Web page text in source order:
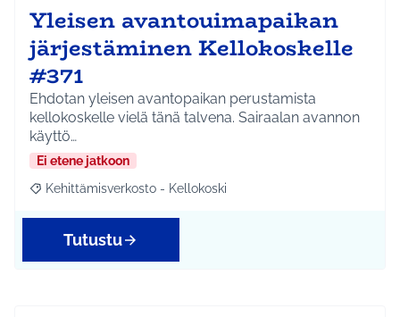
Yleisen avantouimapaikan
järjestäminen Kellokoskelle
#371
Ehdotan yleisen avantopaikan perustamista
kellokoskelle vielä tänä talvena. Sairaalan avannon
käyttö…
Ei etene jatkoon
Rajaa tulokset aihepiirin mukaan: Kehittämisverkosto -
Kehittämisverkosto - Kellokoski
Tutustu